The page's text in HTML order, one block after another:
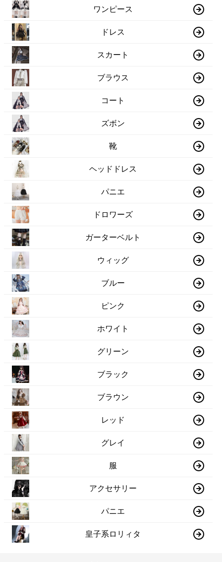
ワンピース
ドレス
スカート
ブラウス
コート
ズボン
靴
ヘッドドレス
パニエ
ドロワーズ
ガーターベルト
ウィッグ
ブルー
ピンク
ホワイト
グリーン
ブラック
ブラウン
レッド
グレイ
服
アクセサリー
パニエ
皇子系ロリィタ